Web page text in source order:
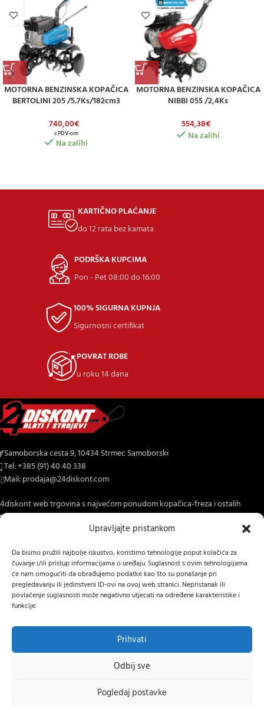
Upravljajte pristankom
Da bismo pružili najbolje iskustvo, koristimo tehnologije poput kolačića za
čuvanje i/ili pristup informacijama o uređaju. Suglasnost s ovim tehnologijama
će nam omogućiti da obrađujemo podatke kao što su ponašanje pri
pregledavanju ili jedinstveni ID-ovi na ovoj web stranici. Nepristanak ili
povlačenje suglasnosti može negativno utjecati na određene karakteristike i
funkcije.
Prihvati
Odbij sve
Pogledaj postavke
MOTORNA BENZINSKA KOPAČICA
BERTOLINI 205 /5.7Ks/182cm3
740,00€
s PDV-om
Na zalihi
MOTORNA BENZINSKA KOPAČICA
NIBBI 055 /2,4Ks
554,38€
Na zalihi
KARTIČNO PLAĆANJE
do 12 rata bez kamata
PODRŠKA KUPCIMA
Pon - Pet 08:00 do 16:00
100% SIGURNA KUPNJA
Sigurnosni certifikat
POVRAT ROBE
u roku 14 dana
Samoborska cesta 9, 10434 Strmec Samoborski
Tel: +385 (91) 40 40 338
Mail: prodaja@24diskont.com
web trgovina s najvećom ponudom kopačica-freza i ostalih
za dom i vrt.
INFORMACIJE O KUPNJI
OSTALE INFORMACIJE
Hrvatski